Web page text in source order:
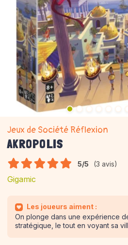
Jeux de Société Réflexion
AKROPOLIS
5/5 (3 avis)
Gigamic
Les joueurs aiment :
On plonge dans une expérience
stratégique, le tout en voyant sa